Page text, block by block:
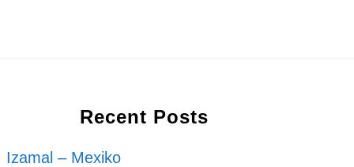
Recent Posts
Izamal – Mexiko